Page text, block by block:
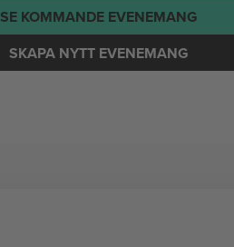
SE KOMMANDE EVENEMANG
SKAPA NYTT EVENEMANG